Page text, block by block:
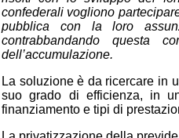
confederali vogliono
pubblica con la loro
contrabbandando questa
dell’accumulazione.
La soluzione è da ricercare in
suo grado di efficienza, in
finanziamento e tipi di